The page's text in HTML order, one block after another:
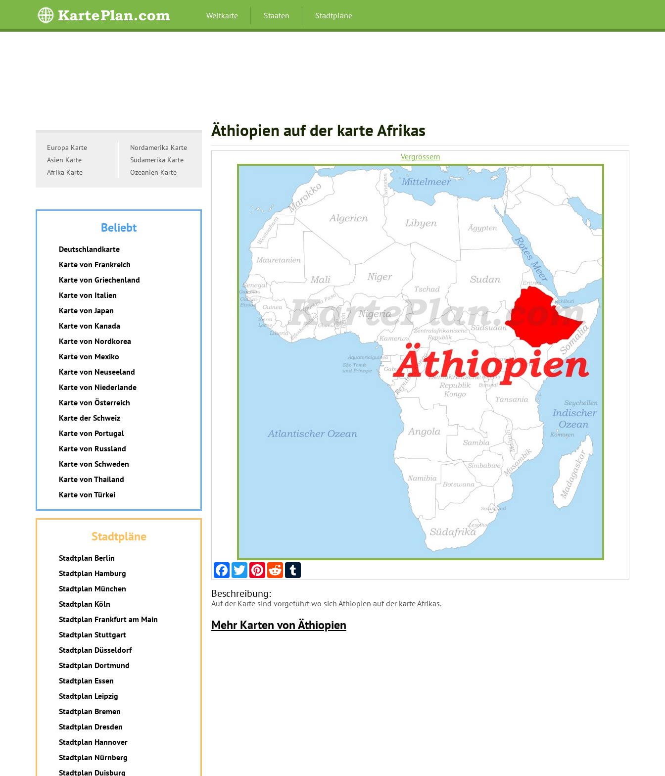
Weltkarte Staaten Stadtpläne
Äthiopien auf der karte Afrikas
Vergrössern
Facebook
TwitterPinterest
Reddit
Beschreibung:
Auf der Karte sind vorgeführt wo sich Äthiopien auf der karte Afrikas.
Mehr Karten von Äthiopien
Europa Karte
Asien Karte
Afrika Karte
Nordamerika Karte
Südamerika Karte
Ozeanien Karte
Beliebt
Deutschlandkarte
Karte von Frankreich
Karte von Griechenland
Karte von Italien
Karte von Japan
Karte von Kanada
Karte von Nordkorea
Karte von Mexiko
Karte von Neuseeland
Karte von Niederlande
Karte von Österreich
Karte der Schweiz
Karte von Portugal
Karte von Russland
Karte von Schweden
Karte von Thailand
Karte von Türkei
Stadtpläne
Stadtplan Berlin
Stadtplan Hamburg
Stadtplan München
Stadtplan Köln
Stadtplan Frankfurt am Main
Stadtplan Stuttgart
Stadtplan Düsseldorf
Stadtplan Dortmund
Stadtplan Essen
Stadtplan Leipzig
Stadtplan Bremen
Stadtplan Dresden
Stadtplan Hannover
Stadtplan Nürnberg
Stadtplan Duisburg